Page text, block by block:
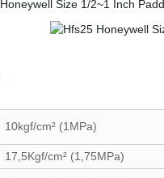
10kgf/cm² (1MPa)
17,5Kgf/cm² (1,75MPa)